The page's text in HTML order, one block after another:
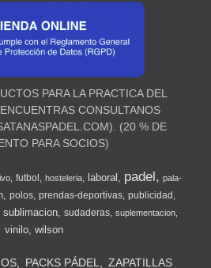
PARA LA PRACTICA DEL
CONSULTANOS
). (20 % DE
PARA SOCIOS)
futbol hosteleria laboral padel
pala-
polos prendas-deportivas publicidad
sublimacion sudaderas suplementacion
vinilo wilson
PACKS PÁDEL
ZAPATILLAS